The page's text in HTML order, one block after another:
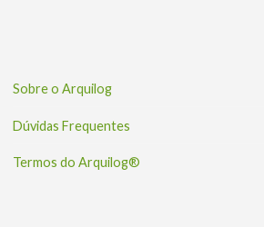
Sobre o Arquilog
Dúvidas Frequentes
Termos do Arquilog®